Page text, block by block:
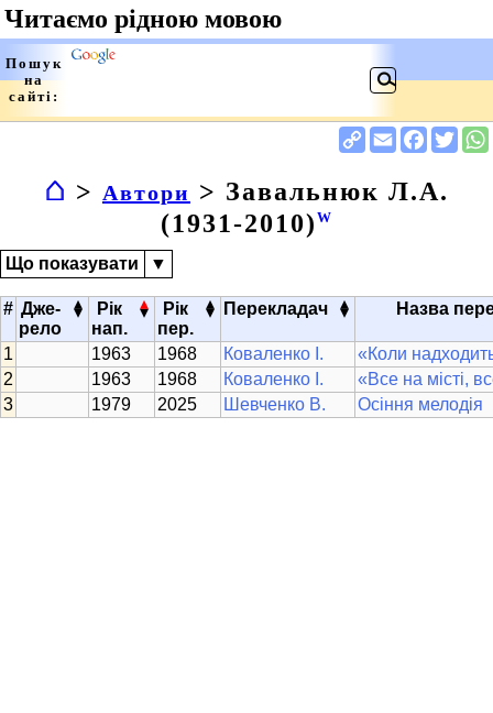
⌂ > Автори > Завальнюк Л.А.
(1931-2010) W
Що показувати ▼
# Дже-
рело
▴
▾
Рік
нап.
▴
▾
Рік
пер.
▴
▾ Перекладач ▴
▾ Назва
1963 1968 Коваленко І.
«Коли
1963
1968 Коваленко І.
«Все на місті,
1979
2025 Шевченко В. Осіння мелодія